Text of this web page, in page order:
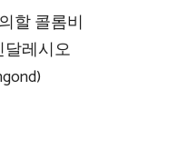
할 콜롬비
달레시오